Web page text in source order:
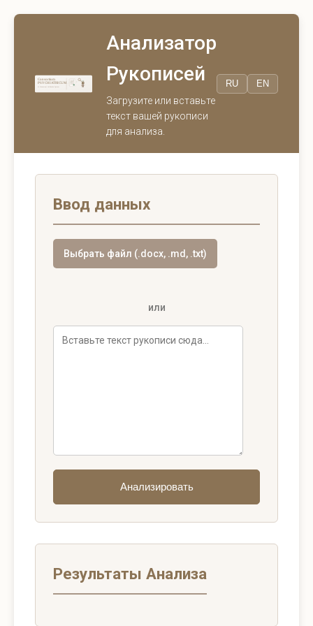
Consortium
PSYCHIATRICUM
AI Manuscript Verification System
Анализатор
Рукописей
Загрузите или вставьте
текст вашей рукописи
для анализа.
RU EN
Ввод данных
Выбрать файл (.docx, .md, .txt)
или
Анализировать
Результаты Анализа